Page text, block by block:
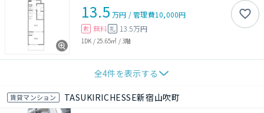
13.5 万円 /管理費10,000円
敷 無料 礼 13.5万円
1DK / 25.65㎡ /3階
全4件を表示する
賃貸マンション TASUKIRICHESSE新宿山吹町